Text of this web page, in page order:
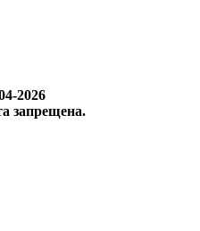
2026
запрещена.